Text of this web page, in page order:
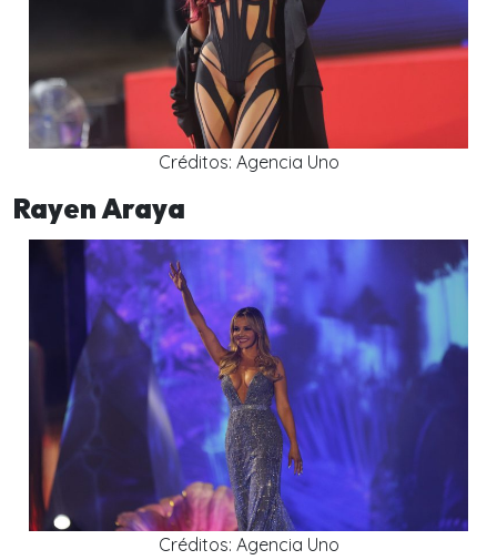
Créditos: Agencia Uno
Rayen Araya
Créditos: Agencia Uno